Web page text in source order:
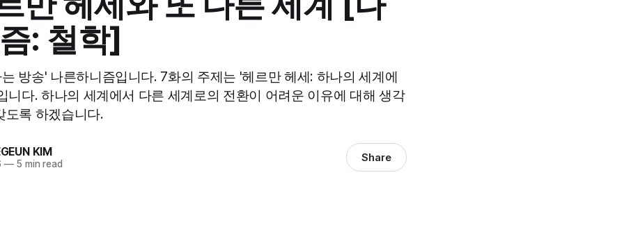
: 철학]
방송' 나른하니즘입니다. 7화의 주제는 '헤르만 헤세: 하나의 세계에
니다. 하나의 세계에서 다른 세계로의 전환이 어려운 이유에 대해 생각
도록 하겠습니다.
KIM
—5 min read Share